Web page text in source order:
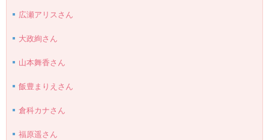
広瀬アリスさん
大政絢さん
山本舞香さん
飯豊まりえさん
倉科カナさん
福原遥さん